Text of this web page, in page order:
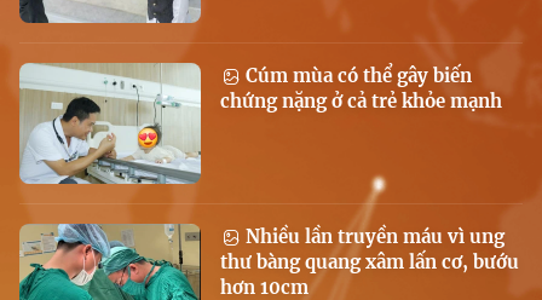
Cúm mùa có thể gây biến
chứng nặng ở cả trẻ khỏe mạnh
Nhiều lần truyền máu vì ung
thư bàng quang xâm lấn cơ, bướu
hơn 10cm